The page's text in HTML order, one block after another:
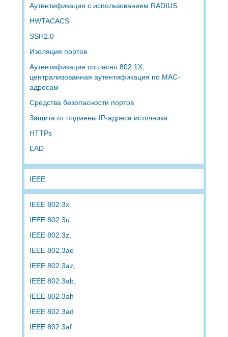
Аутентификация с использованием RADIUS
HWTACACS
SSH2.0
Изоляция портов
Аутентификация согласно 802.1X,
централизованная аутентификация по MAC-
адресам
Средства безопасности портов
Защита от подмены IP-адреса источника
HTTPs
EAD
IEEE
IEEE 802.3x
IEEE 802.3u,
IEEE 802.3z,
IEEE 802.3ae
IEEE 802.3az,
IEEE 802.3ab,
IEEE 802.3ah
IEEE 802.3ad
IEEE 802.3af